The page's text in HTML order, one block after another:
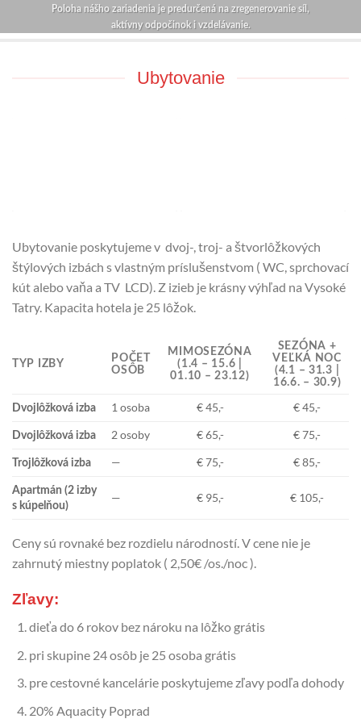
Poloha nášho zariadenia je predurčená na zregenerovanie síl,
aktívny odpočinok i vzdelávanie.
Ubytovanie
Ubytovanie poskytujeme v dvoj-, troj- a štvorlôžkových
štýlových izbách s vlastným príslušenstvom ( WC, sprchovací
kút alebo vaňa a TV LCD). Z izieb je krásny výhľad na Vysoké
Tatry. Kapacita hotela je 25 lôžok.
TYP IZBY
POČET
OSÔB
MIMOSEZÓNA
(1.4 – 15.6 |
01.10 – 23.12)
SEZÓNA +
VEĽKÁ NOC
(4.1 – 31.3 |
16.6. – 30.9)
Dvojlôžková izba 1 osoba € 45,- € 45,-
Dvojlôžková izba 2 osoby € 65,- € 75,-
Trojlôžková izba — € 75,- € 85,-
Apartmán (2 izby
s kúpelňou)
— € 95,- € 105,-
Ceny sú rovnaké bez rozdielu národností. V cene nie je
zahrnutý miestny poplatok ( 2,50€ /os./noc ).
Zľavy:
dieťa do 6 rokov bez nároku na lôžko grátis
pri skupine 24 osôb je 25 osoba grátis
pre cestovné kancelárie poskytujeme zľavy podľa dohody
20% Aquacity Poprad